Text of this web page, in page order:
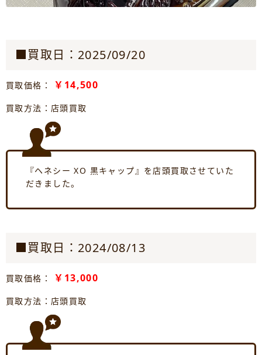
■買取日：2025/09/20
買取価格： ￥14,500
買取方法：店頭買取
『ヘネシー XO 黒キャップ』を店頭買取させていた
だきました。
■買取日：2024/08/13
買取価格： ￥13,000
買取方法：店頭買取